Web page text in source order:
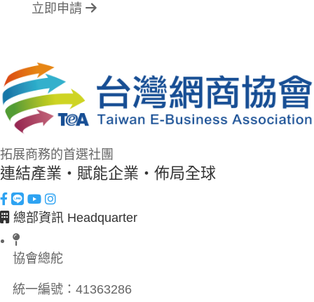
立即申請
拓展商務的首選社團
連結產業・賦能企業・佈局全球
總部資訊 Headquarter
協會總舵
統一編號： 41363286